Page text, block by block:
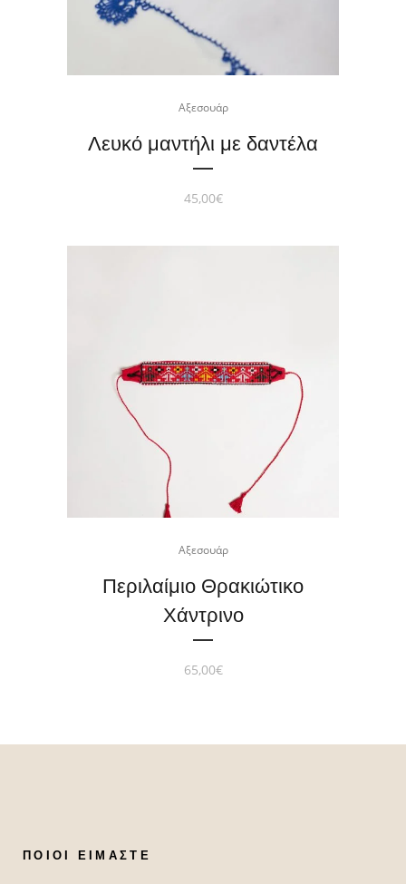
Αξεσουάρ
Λευκό μαντήλι με δαντέλα
45,00€
Αξεσουάρ
Περιλαίμιο Θρακιώτικο
Χάντρινο
65,00€
ΠΟΙΟΙ ΕΊΜΑΣΤΕ